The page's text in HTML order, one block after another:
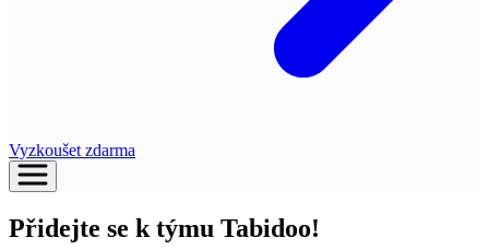
Vyzkoušet zdarma
Přidejte se k týmu Tabidoo!